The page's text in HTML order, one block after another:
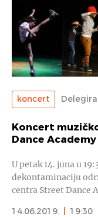
koncert
Koncert
Dance Academy
U petak 14. juna u
dekontaminaciju
centra Street Dance
14.06.2019.
19:30